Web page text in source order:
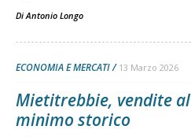
DiAntonio Longo
ECONOMIA E MERCATI 13 Marzo 2026
Mietitrebbie, vendite al
minimo storico